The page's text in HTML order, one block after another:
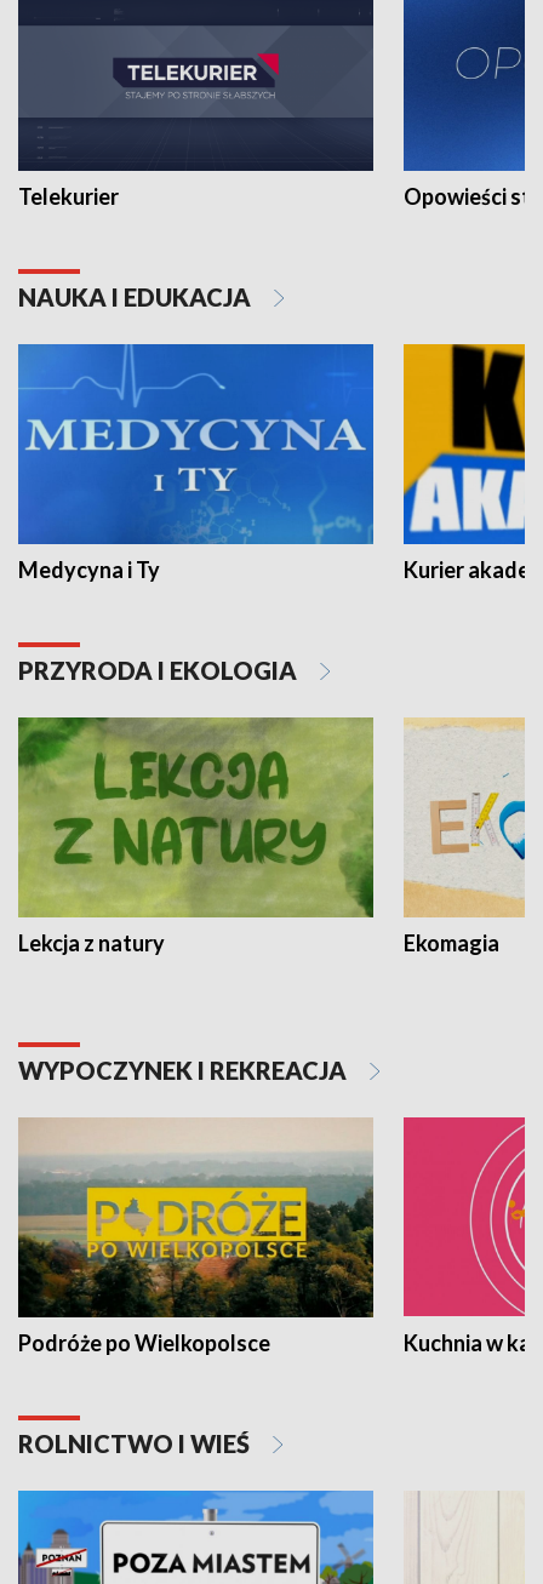
Telekurier Opowieści
NAUKA I EDUKACJA
Medycyna i Ty Kurier
PRZYRODA I EKOLOGIA
Lekcja z natury Ekomagia
WYPOCZYNEK I REKREACJA
Podróże po Wielkopolsce Kuchnia w
ROLNICTWO I WIEŚ